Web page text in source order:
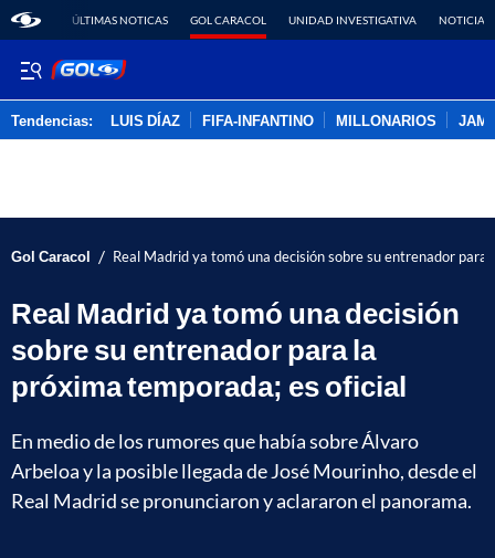
ÚLTIMAS NOTICAS GOL CARACOL UNIDAD INVESTIGATIVA NOTICIAS
Tendencias: LUIS DÍAZ FIFA-INFANTINO MILLONARIOS
Gol Caracol / Real Madrid ya tomó una decisión sobre su entrenador
Real Madrid ya tomó una decisión
sobre su entrenador para la
próxima temporada; es oficial
En medio de los rumores que había sobre Álvaro
Arbeloa y la posible llegada de José Mourinho, desde el
Real Madrid se pronunciaron y aclararon el panorama.